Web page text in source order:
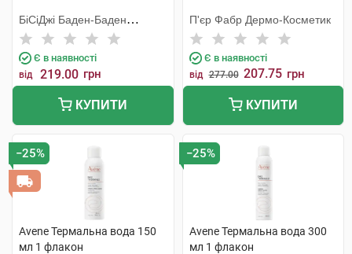
БіСіДжі Баден-Баден
Косметікс Груп Гмбх
Є в наявності
від 219.00 грн
КУПИТИ
П'єр Фабр Дермо-Косметик
Є в наявності
від 277.00 207.75 грн
КУПИТИ
−25%
Avene Термальна вода 150
мл 1 флакон
−25%
Avene Термальна вода 300
мл 1 флакон